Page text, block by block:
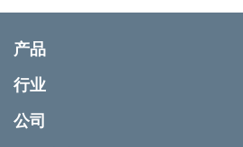
产品
行业
公司